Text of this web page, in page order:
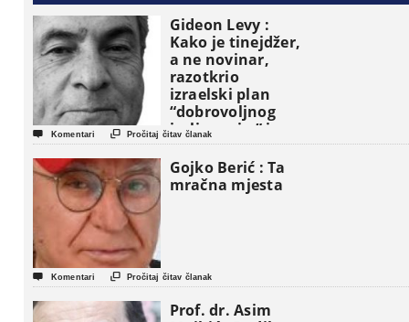
Gideon Levy :
Kako je tinejdžer,
a ne novinar,
razotkrio
izraelski plan
“dobrovoljnog
iseljavanja ” iz
Gaze
 Komentari  Pročitaj čitav članak
Gojko Berić : Ta
mračna mjesta
 Komentari  Pročitaj čitav članak
Prof. dr. Asim